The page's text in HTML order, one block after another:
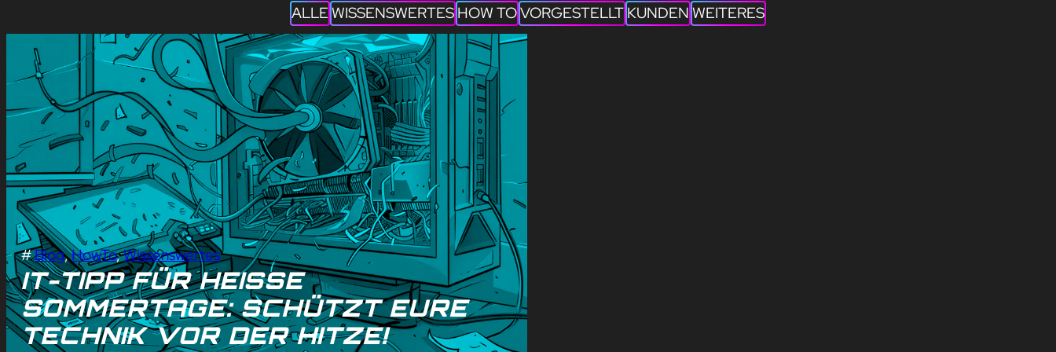
ALLE WISSENSWERTES HOW TOVORGESTELLT KUNDEN WEITERES
#Blog, HowTo, Wissenswertes
IT-TIPP FÜR HEISSE S
OMMERTAGE: SCHÜTZT EURE T
ECHNIK VOR DER HITZE!